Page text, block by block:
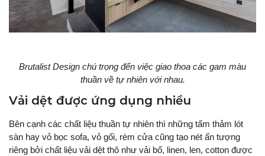
Brutalist Design chú trọng đến việc giao thoa các gam màu
thuần về tự nhiên với nhau.
Vải dệt được ứng dụng nhiều
Bên cạnh các chất liệu thuần tự nhiên thì những tấm thảm lót
sàn hay vỏ bọc sofa, vỏ gối, rèm cửa cũng tạo nét ấn tượng
riêng bởi chất liệu vải dệt thô như vải bố, linen, len, cotton được